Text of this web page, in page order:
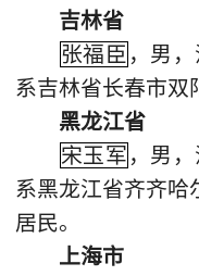
吉林省
张福臣 ，男
系吉林省长春市双
黑龙江省
宋玉军 ，男
系黑龙江省齐齐哈
居民。
上海市